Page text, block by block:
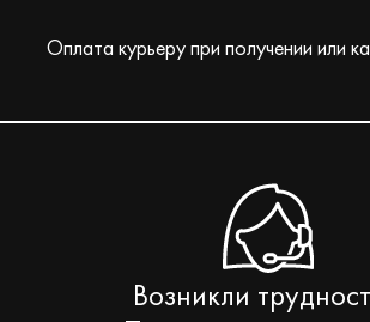
Оплата курьеру при получении или
Возникли